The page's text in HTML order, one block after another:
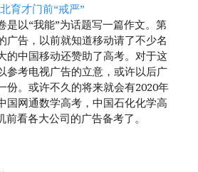
育才门前“戒严”
是以“我能”为话题写一篇作文。第
广告，以前就知道移动请了不少名
的中国移动还赞助了高考。对于这
参考电视广告的立意，或许以后广
份。或许不久的将来就会有2020年
国网通数学高考，中国石化化学高
看各大公司的广告备考了。